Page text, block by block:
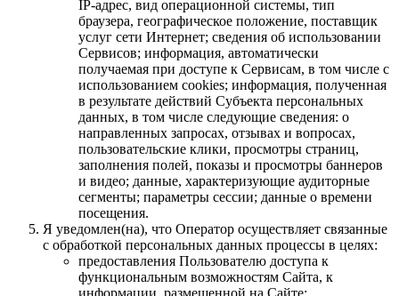
IP-адрес, вид операционной системы, тип
браузера, географическое положение, поставщик
услуг сети Интернет; сведения об использовании
Сервисов; информация, автоматически
получаемая при доступе к Сервисам, в том числе с
использованием cookies; информация, полученная
в результате действий Субъекта персональных
данных, в том числе следующие сведения: о
направленных запросах, отзывах и вопросах,
пользовательские клики, просмотры страниц,
заполнения полей, показы и просмотры баннеров
и видео; данные, характеризующие аудиторные
сегменты; параметры сессии; данные о времени
посещения.
Я уведомлен(на), что Оператор осуществляет связанные
с обработкой персональных данных процессы в целях:
предоставления Пользователю доступа к
функциональным возможностям Сайта, к
информации, размещенной на Сайте;